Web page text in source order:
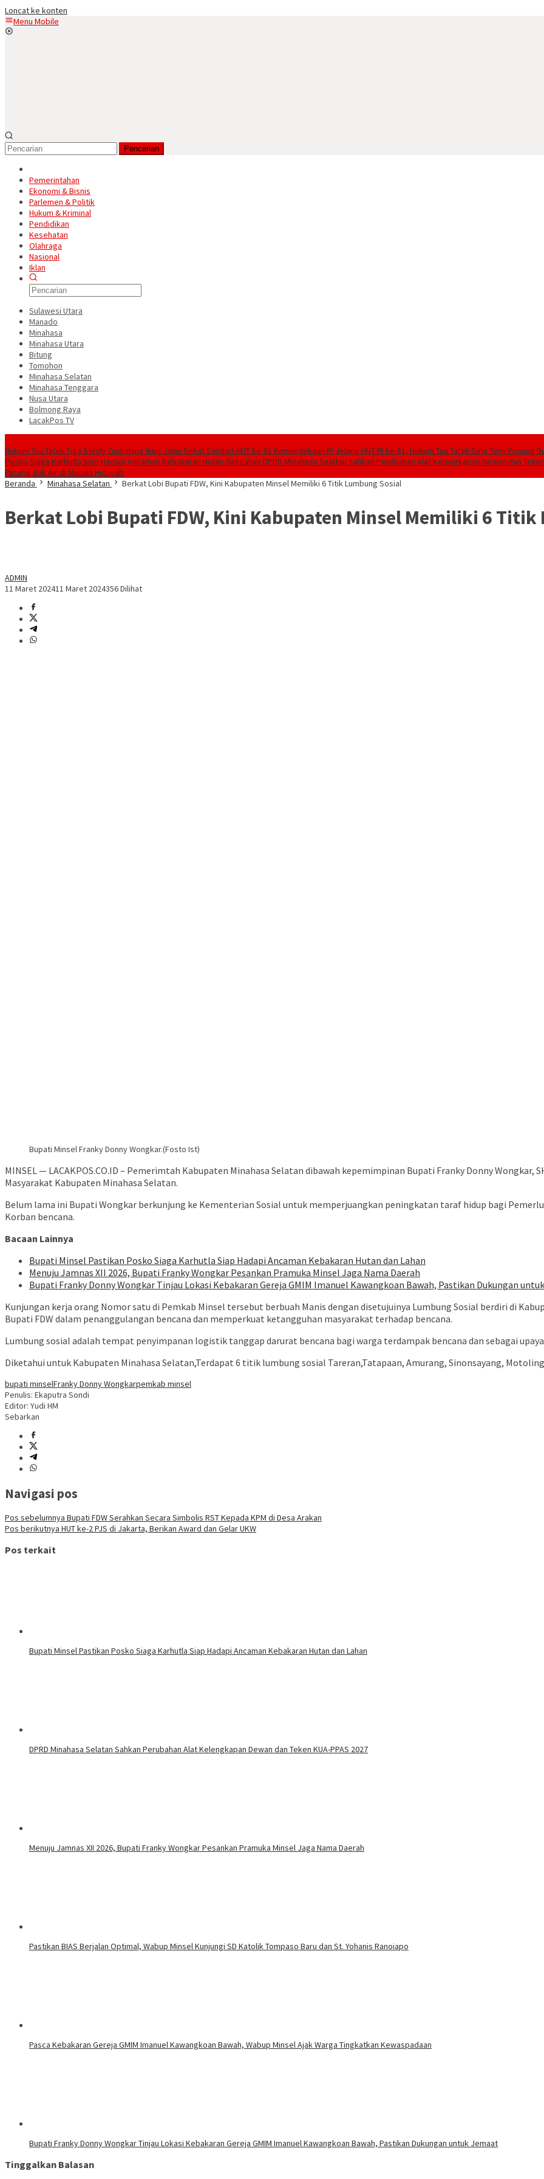
Loncat ke konten
Menu Mobile
Pencarian
Pemerintahan
Ekonomi & Bisnis
Parlemen & Politik
Hukum & Kriminal
Pendidikan
Kesehatan
Olahraga
Nasional
Iklan
Sulawesi Utara
Manado
Minahasa
Minahasa Utara
Bitung
Tomohon
Minahasa Selatan
Minahasa Tenggara
Nusa Utara
Bolmong Raya
LacakPos TV
Hukum Tua Tateli Tiga Stenly Gumalang Ikuti Jalan Sehat Sambut HUT ke-81 Kemerdekaan RI Jelang HUT RI ke-81, Hukum Tua Tateli Satu Tony Pusung
Posko Siaga Karhutla Siap Hadapi Ancaman Kebakaran Hutan dan Lahan DPRD Minahasa Selatan Sahkan Perubahan Alat Kelengkapan Dewan dan
Pasang Bak Air di Musala Hidayah
Beranda
Minahasa Selatan Berkat Lobi Bupati FDW, Kini Kabupaten Minsel Memiliki 6 Titik Lumbung Sosial
Berkat Lobi Bupati FDW, Kini Kabupaten Minsel Memiliki 6 Titik
ADMIN
11 Maret 202411 Maret 2024356 Dilihat
Bupati Minsel Franky Donny Wongkar.(Fosto Ist)
MINSEL — LACAKPOS.CO.ID – Pemerimtah Kabupaten Minahasa Selatan dibawah kepemimpinan Bupati Franky Donny Wongkar,
Masyarakat Kabupaten Minahasa Selatan.
Belum lama ini Bupati Wongkar berkunjung ke Kementerian Sosial untuk memperjuangkan peningkatan taraf hidup bagi
Korban bencana.
Bacaan Lainnya
Bupati Minsel Pastikan Posko Siaga Karhutla Siap Hadapi Ancaman Kebakaran Hutan dan Lahan
Menuju Jamnas XII 2026, Bupati Franky Wongkar Pesankan Pramuka Minsel Jaga Nama Daerah
Bupati Franky Donny Wongkar Tinjau Lokasi Kebakaran Gereja GMIM Imanuel Kawangkoan Bawah, Pastikan Dukungan
Kunjungan kerja orang Nomor satu di Pemkab Minsel tersebut berbuah Manis dengan disetujuinya Lumbung Sosial berdiri di
Bupati FDW dalam penanggulangan bencana dan memperkuat ketangguhan masyarakat terhadap bencana.
Lumbung sosial adalah tempat penyimpanan logistik tanggap darurat bencana bagi warga terdampak bencana dan sebagai
Diketahui untuk Kabupaten Minahasa Selatan,Terdapat 6 titik lumbung sosial Tareran,Tatapaan, Amurang, Sinonsayang,
bupati minselFranky Donny Wongkarpemkab minsel
Penulis: Ekaputra Sondi
Editor: Yudi HM
Sebarkan
Navigasi pos
Pos sebelumnya Bupati FDW Serahkan Secara Simbolis RST Kepada KPM di Desa Arakan
Pos berikutnya HUT ke-2 PJS di Jakarta, Berikan Award dan Gelar UKW
Pos terkait
Bupati Minsel Pastikan Posko Siaga Karhutla Siap Hadapi Ancaman Kebakaran Hutan dan Lahan
DPRD Minahasa Selatan Sahkan Perubahan Alat Kelengkapan Dewan dan Teken KUA-PPAS 2027
Menuju Jamnas XII 2026, Bupati Franky Wongkar Pesankan Pramuka Minsel Jaga Nama Daerah
Pastikan BIAS Berjalan Optimal, Wabup Minsel Kunjungi SD Katolik Tompaso Baru dan St. Yohanis Ranoiapo
Pasca Kebakaran Gereja GMIM Imanuel Kawangkoan Bawah, Wabup Minsel Ajak Warga Tingkatkan Kewaspadaan
Bupati Franky Donny Wongkar Tinjau Lokasi Kebakaran Gereja GMIM Imanuel Kawangkoan Bawah, Pastikan Dukungan untuk Jemaat
Tinggalkan Balasan